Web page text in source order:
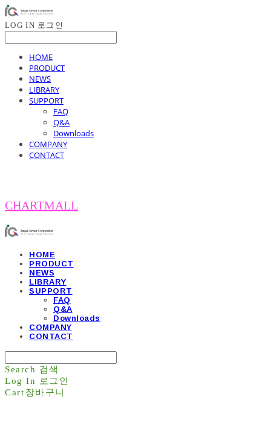
LOG IN 로그인
HOME
PRODUCT
NEWS
LIBRARY
SUPPORT
FAQ
Q&A
Downloads
COMPANY
CONTACT
CHARTMALL
HOME
PRODUCT
NEWS
LIBRARY
SUPPORT
FAQ
Q&A
Downloads
COMPANY
CONTACT
Search 검색
Log In
로그인
Cart 장바구니